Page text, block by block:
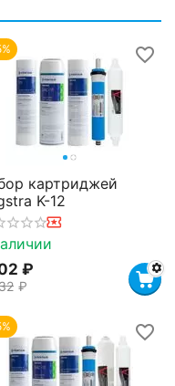
картриджей
K-12
₽
₽